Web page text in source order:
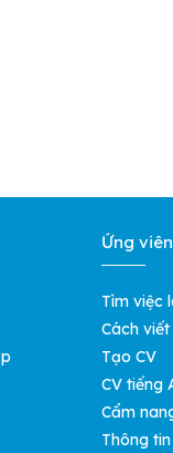
Ứng viên
Tìm việc
Cách viết
Tạo CV
CV tiếng
Cẩm
Thông